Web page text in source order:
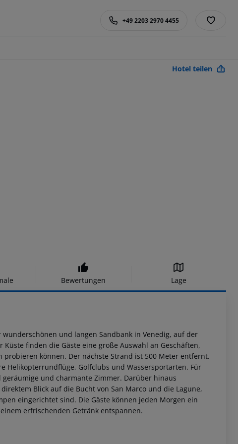
+49 2203 2970 4455
Hotel teilen
Bewertungen Lage
und langen Sandbank in Venedig, auf der
finden die Gäste eine große Auswahl an Geschäften,
können. Der nächste Strand ist 500 Meter entfernt.
Helikopterrundflüge, Golfclubs und Wassersportarten. Für
und charmante Zimmer. Darüber hinaus
Blick auf die Bucht von San Marco und die Lagune,
eingerichtet sind. Die Gäste können jeden Morgen ein
erfrischenden Getränk entspannen.